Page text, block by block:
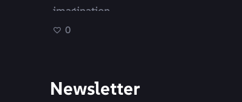
imagination.
0
Newsletter